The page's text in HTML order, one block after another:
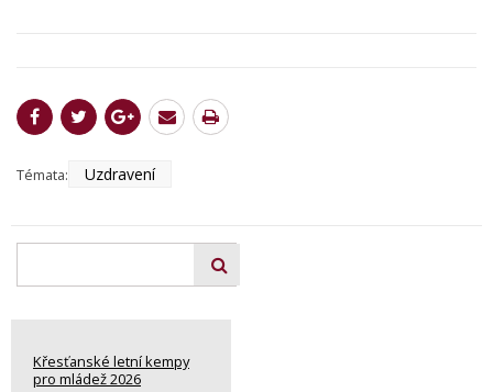
Témata: Uzdravení
Křesťanské letní kempy
pro mládež 2026